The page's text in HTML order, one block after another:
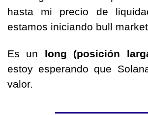
hasta mi precio de
estamos iniciando bull
Es un long (posición
estoy esperando que
valor.